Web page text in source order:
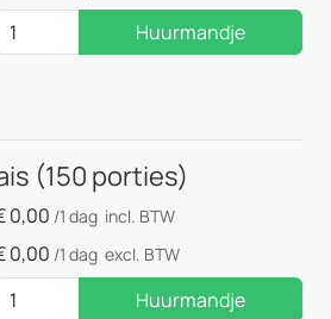
Huurmandje
(150 porties)
0,00 /1 dag incl. BTW
0,00 /1 dag excl. BTW
Huurmandje